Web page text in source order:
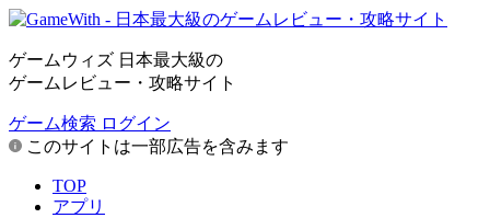
ゲームウィズ 日本最大級の
ゲームレビュー・攻略サイト
ゲーム検索 ログイン
このサイトは一部広告を含みます
TOP
アプリ